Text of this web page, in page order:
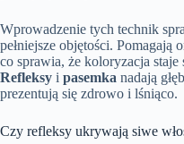
Wprowadzenie tych technik
pełniejsze objętości. Pomagają
co sprawia, że koloryzacja staje
Refleksy i pasemka nadają
prezentują się zdrowo i lśniąco.
Czy refleksy ukrywają siwe